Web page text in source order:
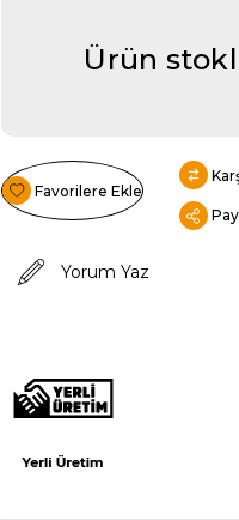
Ürün
Favorilere Ekle
Yorum Yaz